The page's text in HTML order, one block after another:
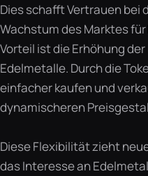
Dies schafft Vertrauen bei
Wachstum des Marktes
Vorteil ist die Erhöhung
Edelmetalle. Durch die
einfacher kaufen und
dynamischeren
Diese Flexibilität zieht
das Interesse an